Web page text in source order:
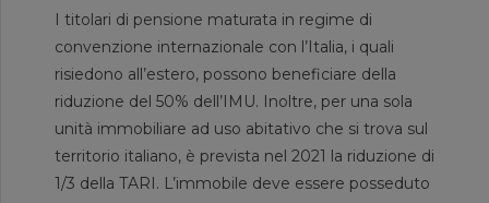
I titolari di pensione maturata in regime di
convenzione internazionale con l’Italia, i quali
risiedono all’estero, possono beneficiare della
riduzione del 50% dell’IMU. Inoltre, per una sola
unità immobiliare ad uso abitativo che si trova sul
territorio italiano, è prevista nel 2021 la riduzione di
1/3 della TARI. L’immobile deve essere posseduto